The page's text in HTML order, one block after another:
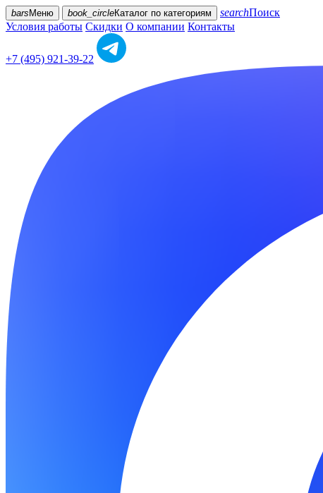
bars Меню book_circleКаталог по категориям searchПоиск
Условия работы Скидки О компании Контакты
+7 (495) 921-39-22